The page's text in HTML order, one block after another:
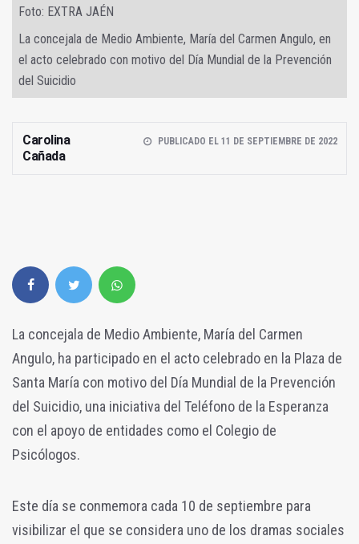
Foto: EXTRA JAÉN
La concejala de Medio Ambiente, María del Carmen Angulo, en
el acto celebrado con motivo del Día Mundial de la Prevención
del Suicidio
Carolina
Cañada
PUBLICADO EL 11 DE SEPTIEMBRE DE 2022
La concejala de Medio Ambiente, María del Carmen
Angulo, ha participado en el acto celebrado en la Plaza de
Santa María con motivo del Día Mundial de la Prevención
del Suicidio, una iniciativa del Teléfono de la Esperanza
con el apoyo de entidades como el Colegio de
Psicólogos.
Este día se conmemora cada 10 de septiembre para
visibilizar el que se considera uno de los dramas sociales